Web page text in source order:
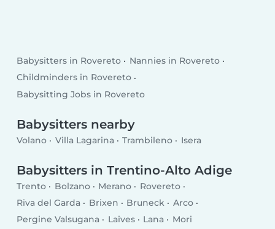
Babysitters in Rovereto
Nannies in Rovereto
Childminders in Rovereto
Babysitting Jobs in Rovereto
Babysitters nearby
Volano Villa Lagarina Trambileno Isera
Babysitters in Trentino-Alto Adige
Trento Bolzano Merano
Rovereto
Riva del Garda
Brixen Bruneck
Arco
Pergine Valsugana
Laives Lana Mori